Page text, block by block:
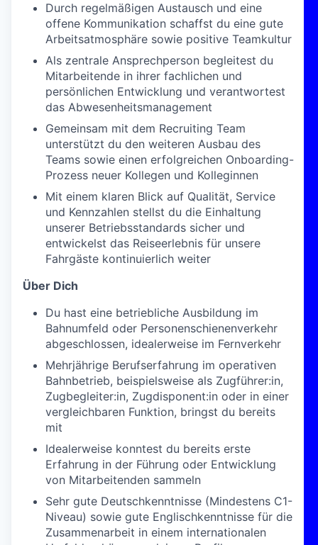
Durch regelmäßigen Austausch und eine
offene Kommunikation schaffst du eine gute
Arbeitsatmosphäre sowie positive Teamkultur
Als zentrale Ansprechperson begleitest du
Mitarbeitende in ihrer fachlichen und
persönlichen Entwicklung und verantwortest
das Abwesenheitsmanagement
Gemeinsam mit dem Recruiting Team
unterstützt du den weiteren Ausbau des
Teams sowie einen erfolgreichen Onboarding-
Prozess neuer Kollegen und Kolleginnen
Mit einem klaren Blick auf Qualität, Service
und Kennzahlen stellst du die Einhaltung
unserer Betriebsstandards sicher und
entwickelst das Reiseerlebnis für unsere
Fahrgäste kontinuierlich weiter
Über Dich
Du hast eine betriebliche Ausbildung im
Bahnumfeld oder Personenschienenverkehr
abgeschlossen, idealerweise im Fernverkehr
Mehrjährige Berufserfahrung im operativen
Bahnbetrieb, beispielsweise als Zugführer:in,
Zugbegleiter:in, Zugdisponent:in oder in einer
vergleichbaren Funktion, bringst du bereits
mit
Idealerweise konntest du bereits erste
Erfahrung in der Führung oder Entwicklung
von Mitarbeitenden sammeln
Sehr gute Deutschkenntnisse (Mindestens C1-
Niveau) sowie gute Englischkenntnisse für die
Zusammenarbeit in einem internationalen